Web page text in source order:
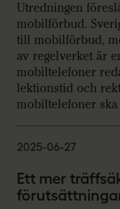
Utredningen
mobilförbud.
till mobilförbud,
av regelverket är
mobiltelefoner
lektionstid och
mobiltelefoner
Ett mer
2025-06-27